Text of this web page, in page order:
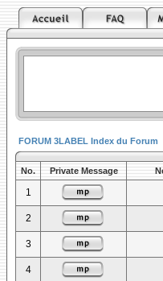
FORUM 3LABEL Index du Forum
No. Private Message
1
2
3
4